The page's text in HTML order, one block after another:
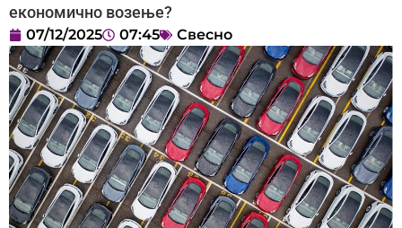
економично возење?
07/12/2025 07:45 Свесно